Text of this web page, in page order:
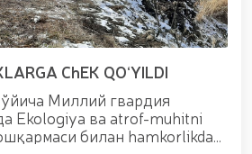
ChEK QO‘YILDI
Миллий гвардия
Ekologiya ва atrof-muhitni
билан hamkorlikda